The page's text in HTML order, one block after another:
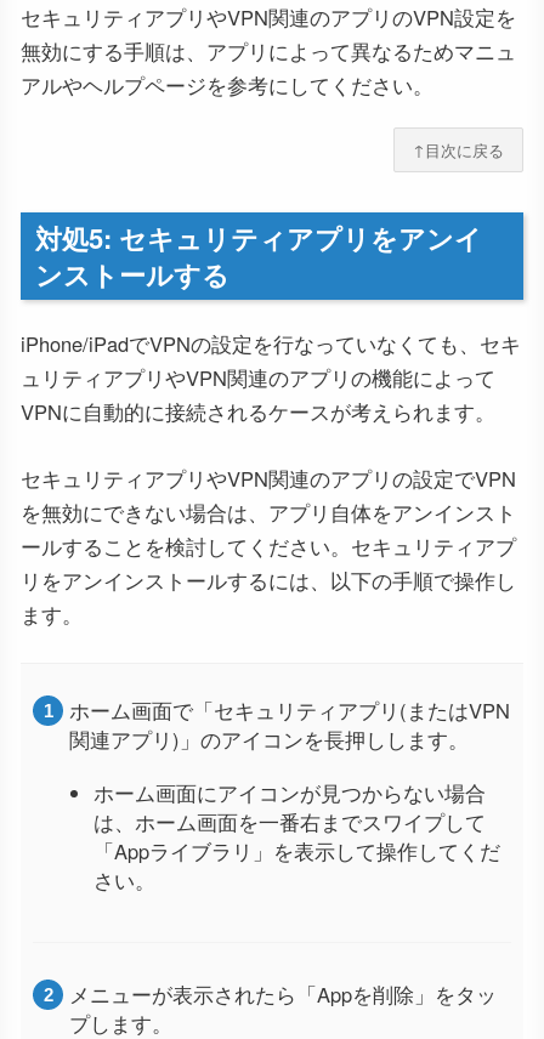
セキュリティアプリやVPN関連のアプリのVPN設定を
無効にする手順は、アプリによって異なるためマニュ
アルやヘルプページを参考にしてください。
↑目次に戻る
対処5: セキュリティアプリをアンイ
ンストールする
iPhone/iPadでVPNの設定を行なっていなくても、セキ
ュリティアプリやVPN関連のアプリの機能によって
VPNに自動的に接続されるケースが考えられます。
セキュリティアプリやVPN関連のアプリの設定でVPN
を無効にできない場合は、アプリ自体をアンインスト
ールすることを検討してください。セキュリティアプ
リをアンインストールするには、以下の手順で操作し
ます。
ホーム画面で「セキュリティアプリ(またはVPN
関連アプリ)」のアイコンを長押しします。
ホーム画面にアイコンが見つからない場合
は、ホーム画面を一番右までスワイプして
「Appライブラリ」を表示して操作してくだ
さい。
メニューが表示されたら「Appを削除」をタッ
プします。